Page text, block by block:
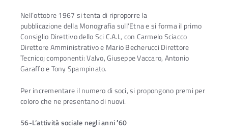
Nell’ottobre 1967 si tenta di riproporre la
pubblicazione della Monografia sull’Etna e si forma il primo
Consiglio Direttivo dello Sci C.A.I., con Carmelo Sciacco
Direttore Amministrativo e Mario Becherucci Direttore
Tecnico; componenti: Valvo, Giuseppe Vaccaro, Antonio
Garaffo e Tony Spampinato.
Per incrementare il numero di soci, si propongono premi per
coloro che ne presentano di nuovi.
56-L’attività sociale negli anni ′60